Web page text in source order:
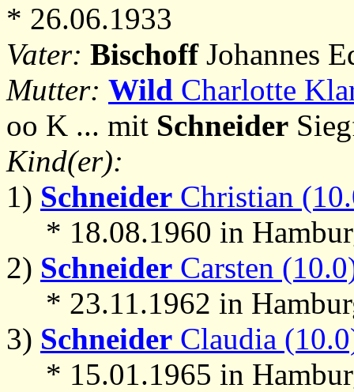
* 26.06.1933
Vater: BischoffJohannes
Mutter: Wild Charlotte
oo K ... mit Schneider
Kind(er):
1) Schneider Christian
* 18.08.1960 in
2) Schneider Carsten
* 23.11.1962 in
3) Schneider Claudia
* 15.01.1965 in